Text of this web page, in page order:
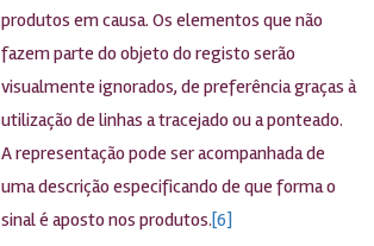
produtos em causa. Os elementos que não
fazem parte do objeto do registo serão
visualmente ignorados, de preferência graças à
utilização de linhas a tracejado ou a ponteado.
A representação pode ser acompanhada de
uma descrição especificando de que forma o
sinal é aposto nos produtos.[6]